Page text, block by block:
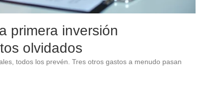
primera inversión
olvidados
todos los prevén. Tres otros gastos a menudo pasan